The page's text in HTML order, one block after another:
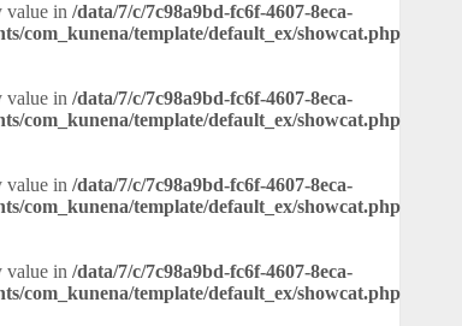
value in /data/7/c/7c98a9bd-fc6f-4607-8eca-
com_kunena/template/default_ex/showcat.php
value in /data/7/c/7c98a9bd-fc6f-4607-8eca-
com_kunena/template/default_ex/showcat.php
value in /data/7/c/7c98a9bd-fc6f-4607-8eca-
com_kunena/template/default_ex/showcat.php
value in /data/7/c/7c98a9bd-fc6f-4607-8eca-
com_kunena/template/default_ex/showcat.php